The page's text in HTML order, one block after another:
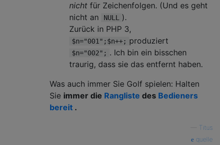
nicht für Zeichenfolgen. (Und es geht
nicht an
NULL
).
Zurück in PHP 3,
$n="001";$n++; produziert
$n="002"; . Ich bin ein bisschen
traurig, dass sie das entfernt haben.
Was auch immer Sie Golf spielen: Halten
Sie immer die Rangliste des Bedieners
bereit .
Titus
quelle